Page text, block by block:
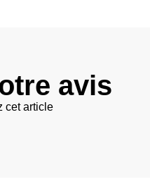
avis
cet article